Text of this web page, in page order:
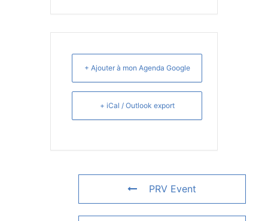
+ Ajouter à mon Agenda Google
+ iCal / Outlook export
PRV Event